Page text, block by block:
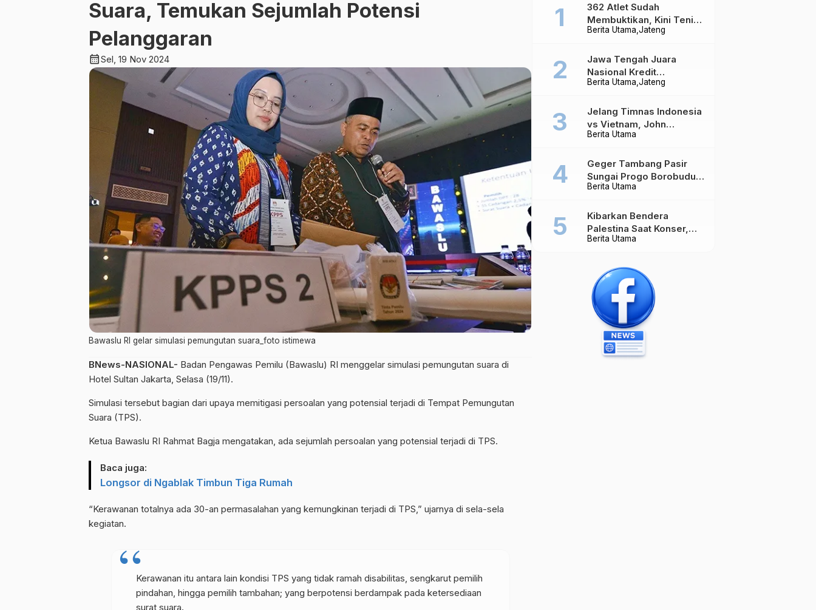
Suara, Temukan Sejumlah Potensi
Pelanggaran
calendar_monthSel, 19 Nov 2024
Bawaslu RI gelar simulasi pemungutan suara_foto istimewa
BNews-NASIONAL- Badan Pengawas Pemilu (Bawaslu) RI menggelar simulasi pemungutan suara di
Hotel Sultan Jakarta, Selasa (19/11).
Simulasi tersebut bagian dari upaya memitigasi persoalan yang potensial terjadi di Tempat Pemungutan
Suara (TPS).
Ketua Bawaslu RI Rahmat Bagja mengatakan, ada sejumlah persoalan yang potensial terjadi di TPS.
Baca juga:
Longsor di Ngablak Timbun Tiga Rumah
“Kerawanan totalnya ada 30-an permasalahan yang kemungkinan terjadi di TPS,” ujarnya di sela-sela
kegiatan.
Kerawanan itu antara lain kondisi TPS yang tidak ramah disabilitas, sengkarut pemilih
pindahan, hingga pemilih tambahan; yang berpotensi berdampak pada ketersediaan
surat suara.
Berita Utama Jateng
362 Atlet Sudah
Membuktikan, Kini Tenis
Meja Jateng Dibidik Jadi
Berita Utama Jateng
Jawa Tengah Juara
Nasional Kredit
Perumahan, Realisasi
Berita Utama
Jelang Timnas Indonesia
vs Vietnam, John
Herdman Ungkap Hal
Berita Utama
Geger Tambang Pasir
Sungai Progo Borobudur,
Warga Sambeng Hentikan
Berita Utama
Kibarkan Bendera
Palestina Saat Konser,
Massive Attack Dilarang